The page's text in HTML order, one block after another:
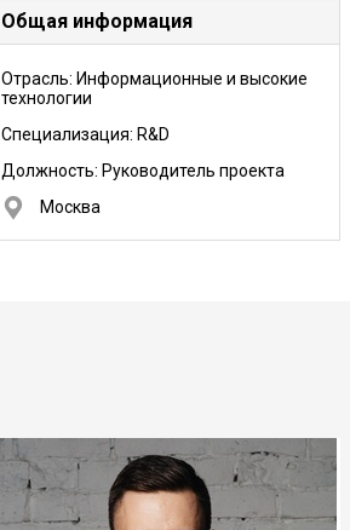
Общая информация
Отрасль: Информационные и высокие
технологии
Специализация: R&D
Должность: Руководитель проекта
Москва